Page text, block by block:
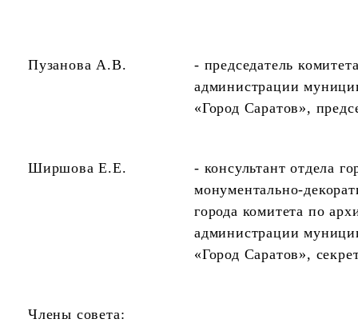
Пузанова А.В.
- председатель
администрации
«Город Саратов»,
Ширшова Е.Е. - консультант отдела
монументально-
города комитета по
администрации
«Город Саратов»,
Члены совета: